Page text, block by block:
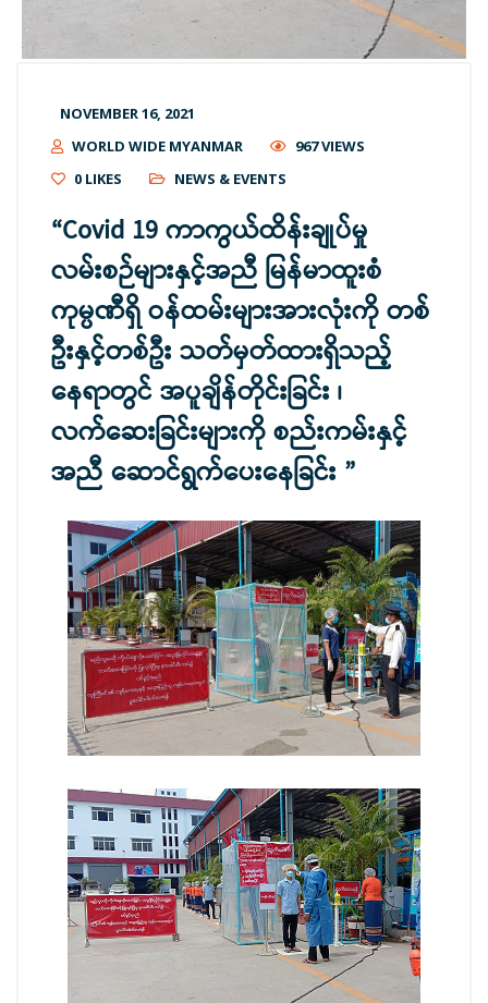
NOVEMBER 16, 2021
WORLD WIDE MYANMAR
967 VIEWS
0 LIKES NEWS & EVENTS
“Covid 19 ကာကွယ်ထိန်းချုပ်မှု
လမ်းစဉ်များနှင့်အညီ မြန်မာထူးစံ
ကုမ္ပဏီရှိ ဝန်ထမ်းများအားလုံးကို တစ်
ဦးနှင့်တစ်ဦး သတ်မှတ်ထားရှိသည့်
နေရာတွင် အပူချိန်တိုင်းခြင်း ၊
လက်ဆေးခြင်းများကို စည်းကမ်းနှင့်
အညီ ဆောင်ရွက်ပေးနေခြင်း ”